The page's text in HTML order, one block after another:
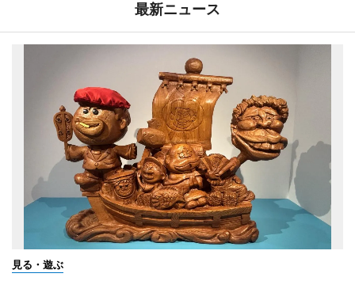
最新ニュース
見る・遊ぶ